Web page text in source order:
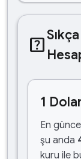
help_center
1
En
şu anda
kuru ile